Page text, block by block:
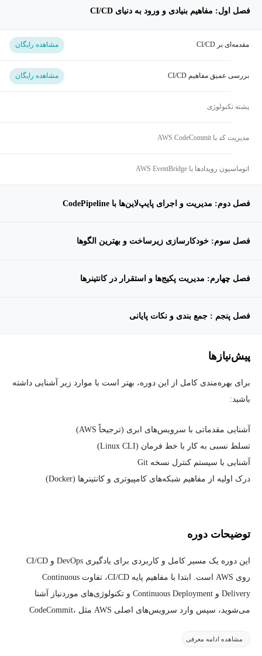
فصل اول: مفاهیم بنیادی و ورود به دنیای CI/CD
مقدمه‌ای بر CI/CD مشاهده رایگان
بررسی عمیق مفاهیم CI/CD مشاهده رایگان
پشته تکنولوژی
مدیریت کد با AWS CodeCommit
اتوماسیون رویدادها با AWS EventBridge
فصل دوم: مدیریت و اجرای پایپ‌لاین‌ها با CodePipeline
فصل سوم: خودکارسازی زیرساخت و بهترین الگوها
فصل چهارم: مدیریت پکیج‌ها و استقرار در کانتینرها
فصل پنجم : جمع بندی و نکات پایانی
پیش‌نیاز‌ها
برای بهره‌مندی کامل از این دوره، بهتر است با موارد زیر آشنایی داشته
باشید:
آشنایی مقدماتی با سرویس‌های ابری (ترجیحاً AWS)
تسلط نسبی به کار با خط فرمان (Linux CLI)
آشنایی با سیستم کنترل نسخه Git
درک اولیه از مفاهیم شبکه‌های کامپیوتری و کانتینرها (Docker)
توضیحات دوره
این دوره یک مسیر کامل و کاربردی برای یادگیری DevOps و CI/CD
روی AWS است. ابتدا با مفاهیم پایه CI/CD، تفاوت Continuous
Delivery و Continuous Deployment و تکنولوژی‌های موردنیاز آشنا
می‌شوید، سپس وارد سرویس‌های اصلی AWS مثل CodeCommit،
مشاهده ادامه معرفی